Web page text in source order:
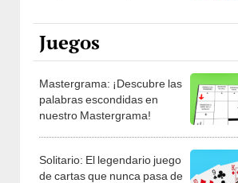
Juegos
Mastergrama: ¡Descubre las
palabras escondidas en
nuestro Mastergrama!
Solitario: El legendario juego
de cartas que nunca pasa de